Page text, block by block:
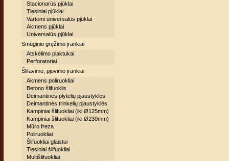
Stacionarūs pjūklai
Tiesiniai pjūklai
Vartomi universalūs pjūklai
Akmens pjūklai
Universalūs pjūklai
Smūginio gręžimo įrankiai
Atskėlimo plaktukai
Perforatoriai
Šlifavimo, pjovimo įrankiai
Akmens poliruokliai
Betono šlifuoklis
Deimantinės plytelių pjaustyklės
Deimantinės trinkelių pjaustyklės
Kampiniai šlifuokliai (iki Ø125mm)
Kampiniai šlifuokliai (iki Ø230mm)
Mūro freza
Poliruokliai
Šlifuokliai glaistui
Tiesiniai šlifuokliai
Multišlifuokliai